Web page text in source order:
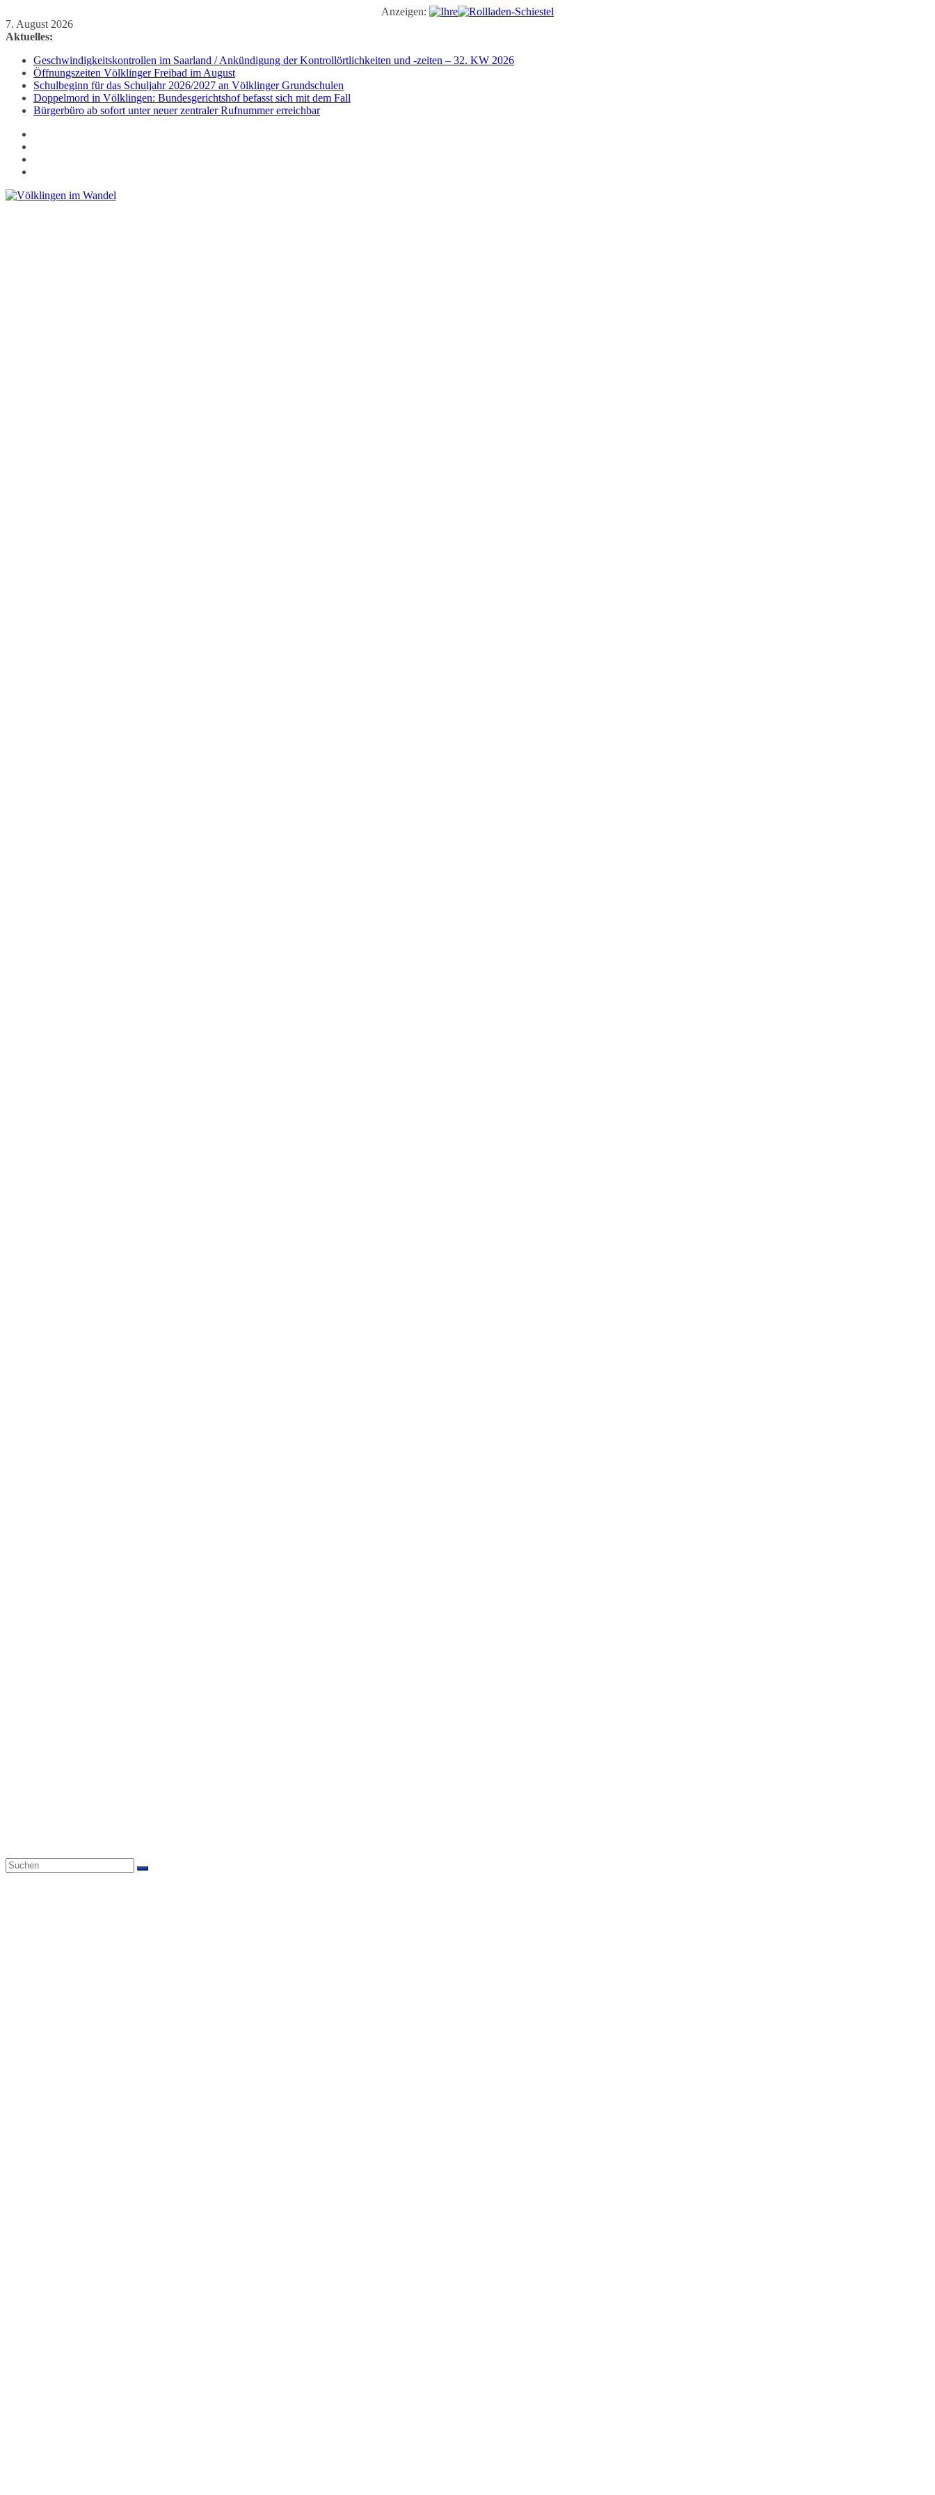
Anzeigen:
Zum
Inhalt
7. August 2026
Aktuelles:
Geschwindigkeitskontrollen im Saarland / Ankündigung der Kontrollörtlichkeiten und -zeiten – 32. KW 2026
Öffnungszeiten Völklinger Freibad im August
Schulbeginn für das Schuljahr 2026/2027 an Völklinger Grundschulen
Doppelmord in Völklingen: Bundesgerichtshof befasst sich mit dem Fall
Bürgerbüro ab sofort unter neuer zentraler Rufnummer erreichbar